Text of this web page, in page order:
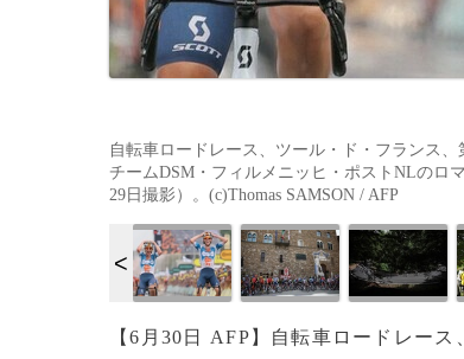
自転車ロードレース、ツール・ド・フランス
チームDSM・フィルメニッヒ・ポストNLのロ
29日撮影）。(c)Thomas SAMSON / AFP
【6月30日 AFP】自転車ロードレー